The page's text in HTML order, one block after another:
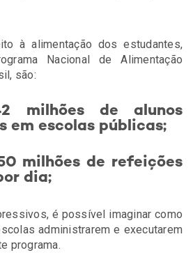
à alimentação dos estudantes,
Nacional de Alimentação
são:
milhões de alunos
em escolas públicas;
milhões de refeições
dia;
é possível imaginar como
administrarem e executarem
programa.